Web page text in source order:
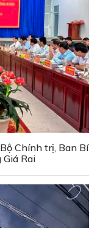
Chính trị, Ban Bí
Rai